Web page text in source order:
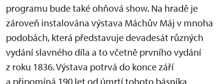
programu bude také ohňová show. Na hradě je
zároveň instalována výstava Máchův Máj v mnoha
podobách, která představuje devadesát různých
vydání slavného díla a to včetně prvního vydání
z roku 1836. Výstava potrvá do konce září
a připomíná 190 let od úmrtí tohoto básníka